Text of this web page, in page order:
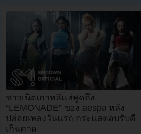
ชาวเน็ตเกาหลีแห่พูดถึง
“LEMONADE” ของ aespa หลัง
ปล่อยเพลงวันแรก กระแสตอบรับดี
เกินคาด